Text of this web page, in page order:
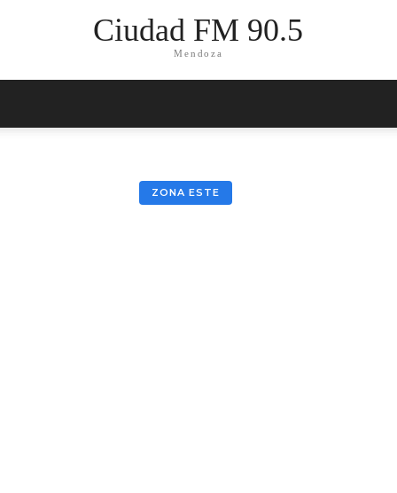
Ciudad FM 90.5
Mendoza
ZONA ESTE